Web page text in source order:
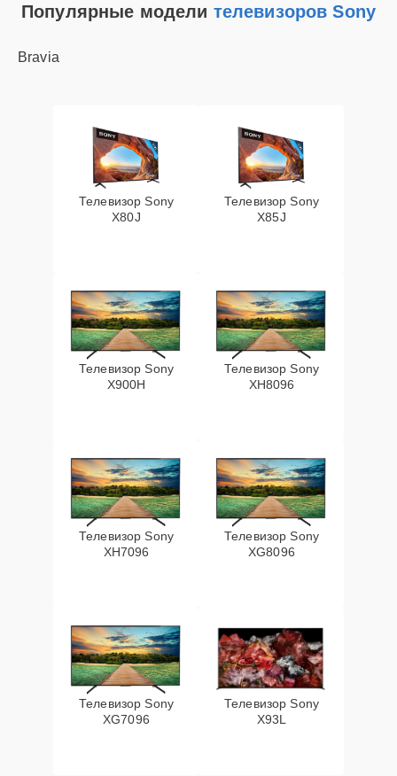
Популярные модели телевизоров Sony
Bravia
Телевизор Sony
X80J
Телевизор Sony
X85J
Телевизор Sony
X900H
Телевизор Sony
XH8096
Телевизор Sony
XH7096
Телевизор Sony
XG8096
Телевизор Sony
XG7096
Телевизор Sony
X93L